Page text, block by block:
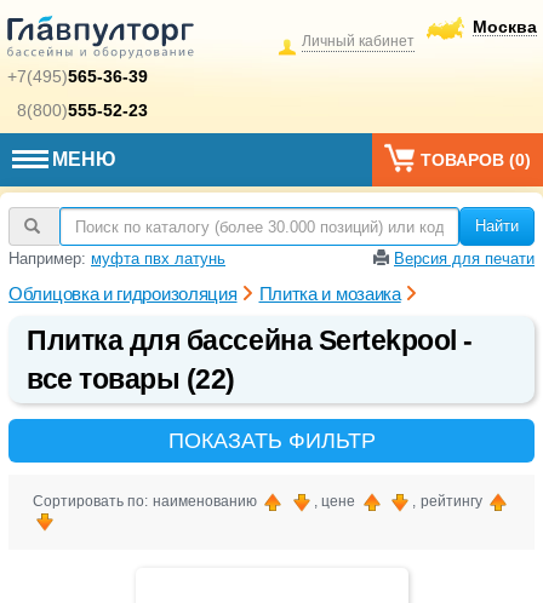
+7(495)565-36-39
8(800)555-52-23
Москва
Личный кабинет
МЕНЮ ТОВАРОВ (0)
Найти
Например: муфта пвх латунь Версия для печати
Облицовка и гидроизоляция Плитка и мозаика
Плитка для бассейна Sertekpool -
все товары (22)
ПОКАЗАТЬ ФИЛЬТР
Сортировать по: наименованию , цене , рейтингу